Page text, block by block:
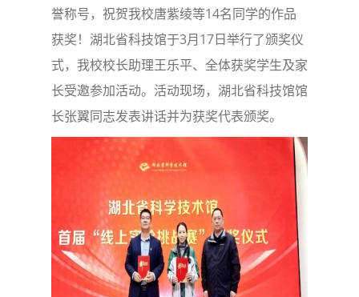
誉称号，祝贺我校唐紫绫等14名同学的作品
获奖！湖北省科技馆于3月17日举行了颁奖仪
式，我校校长助理王乐平、全体获奖学生及家
长受邀参加活动。活动现场，湖北省科技馆馆
长张翼同志发表讲话并为获奖代表颁奖。